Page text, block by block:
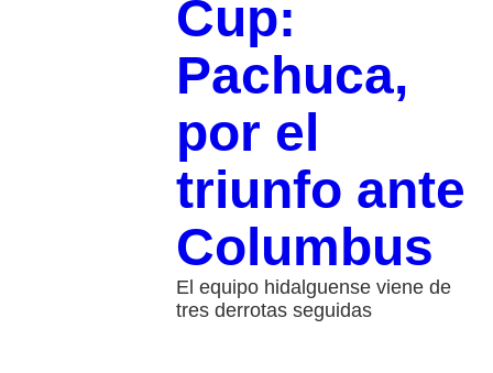
Cup:
Pachuca,
por el
triunfo ante
Columbus
El equipo hidalguense viene de
tres derrotas seguidas